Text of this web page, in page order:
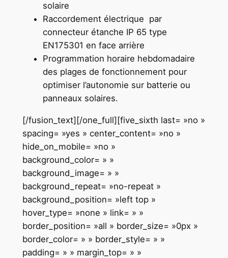
solaire
Raccordement électrique par
connecteur étanche IP 65 type
EN175301 en face arrière
Programmation horaire hebdomadaire
des plages de fonctionnement pour
optimiser l’autonomie sur batterie ou
panneaux solaires.
[/fusion_text][/one_full][five_sixth last= »no »
spacing= »yes » center_content= »no »
hide_on_mobile= »no »
background_color= » »
background_image= » »
background_repeat= »no-repeat »
background_position= »left top »
hover_type= »none » link= » »
border_position= »all » border_size= »0px »
border_color= » » border_style= » »
padding= » » margin_top= » »